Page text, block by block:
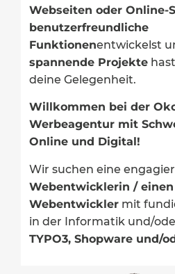
Webseiten oder Online-
benutzerfreundliche
Funktionenentwickelst
spannende Projekte
deine Gelegenheit.
Willkommen bei der
Werbeagentur mit
Online und Digital!
Wir suchen eine
Webentwicklerin /
Webentwicklermit
in der Informatik und/
TYPO3, Shopware und/